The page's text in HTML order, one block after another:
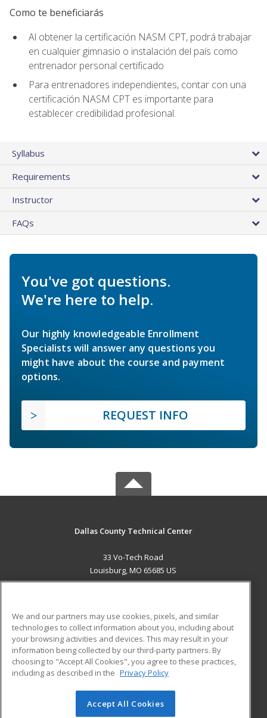
Como te beneficiarás
Al obtener la certificación NASM CPT, podrá trabajar
en cualquier gimnasio o instalación del país como
entrenador personal certificado
Para entrenadores independientes, contar con una
certificación NASM CPT es importante para
establecer credibilidad profesional.
Syllabus
Requirements
Instructor
FAQs
You've got questions.
We're here to help.
Our highly knowledgeable Enrollment
Specialists will answer any questions you
might have about the course and payment
options.
REQUEST INFO
Dallas County Technical Center
33 Vo-Tech Road
Louisburg, MO 65685 US
ADDITIONAL RESOURCES
Military
Financial Assistance
Help
Student Blog
© 2026 ed2go, a division of Cengage Learning. All rights
We and our partners may use cookies, pixels, and similar
technologies to collect information about you, including about
your browsing activities and devices. This may result in your
information being collected by our third-party partners. By
choosing to "Accept All Cookies", you agree to these practices,
including as described in the Privacy Policy
Accept All Cookies